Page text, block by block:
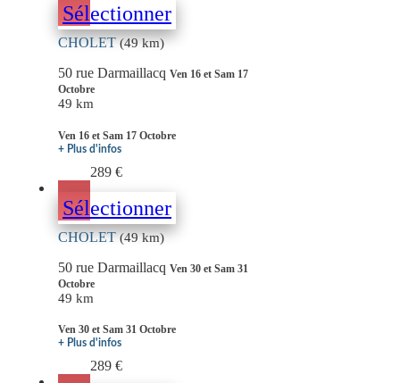
Sélectionner
CHOLET(49 km)
50 rue Darmaillacq Ven 16 et Sam 17
Octobre
49 km
Ven 16 et Sam 17 Octobre
+ Plus d'infos
289 €
Sélectionner
CHOLET(49 km)
50 rue Darmaillacq Ven 30 et Sam 31
Octobre
49 km
Ven 30 et Sam 31 Octobre
+ Plus d'infos
289 €